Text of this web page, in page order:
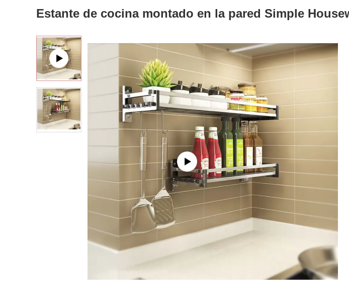
Estante de cocina montado en la pared Simple